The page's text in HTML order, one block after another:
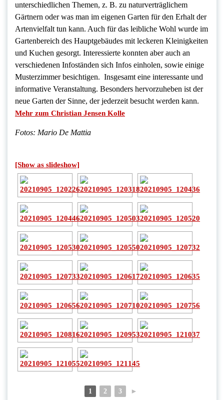
unterschiedlichen Themen, z. B. zu naturverträglichem
Gärtnern oder was man im eigenen Garten für den Erhalt der
Artenvielfalt tun kann. Auch für das leibliche Wohl wurde im
Gartenbereich des Hauptgebäudes mit leckeren Kleinigkeiten
und Kuchen gesorgt. Interessierte konnten aber auch an
verschiedenen Infoständen sich Infos einholen, sowie einige
Musterzimmer besichtigen. Insgesamt eine interessante und
informative Veranstaltung. Besonders hervorzuheben ist der
neue Garten der Sinne, der jederzeit besucht werden kann.
Mehr zum Christian Jensen Kolle
Fotos: Mario De Mattia
[Show as slideshow]
1 2 3 ►